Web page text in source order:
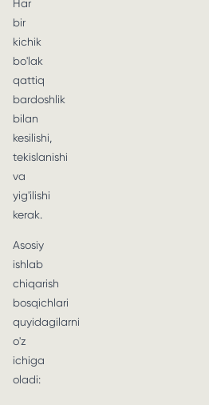
Har
bir
kichik
bo'lak
qattiq
bardoshlik
bilan
kesilishi,
tekislanishi
va
yig'ilishi
kerak.
Asosiy
ishlab
chiqarish
bosqichlari
quyidagilarni
o'z
ichiga
oladi: